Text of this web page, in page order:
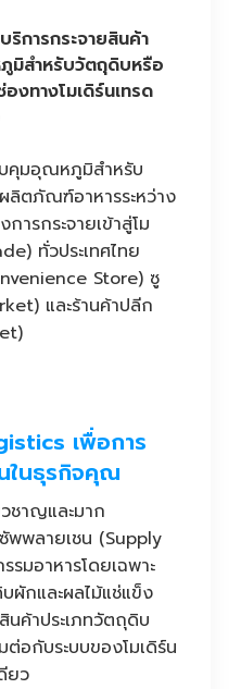
ริการกระจายสินค้า
สำหรับวัตถุดิบหรือ
ทางโมเดิร์นเทรด
คุมอุณหภูมิสำหรับ
ลิตภัณฑ์อาหารระหว่าง
ารกระจายเข้าสู่โม
ทั่วประเทศไทย
Store) ซู
และร้านค้าปลีก
เพื่อการ
ในธุรกิจคุณ
ชาญและมาก
พพลายเชน (Supply
มอาหารโดยเฉพาะ
ผักและผลไม้แช่แข็ง
ค้าประเภทวัตถุดิบ
ต่อกับระบบของโมเดิร์น
ยว